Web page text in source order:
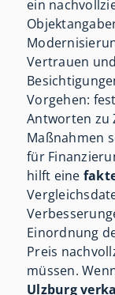
ein
Vertrauen
Vorgehen:
Antworten zu
Maßnahmen
für
hilft eine
Einordnung
Preis
müssen.
Ulzburg